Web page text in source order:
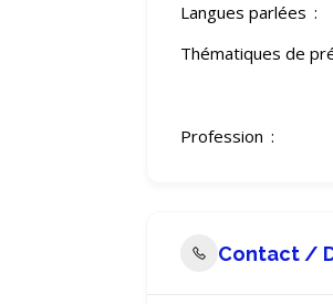
Langues parlées
Thématiques de
Profession
Contact /